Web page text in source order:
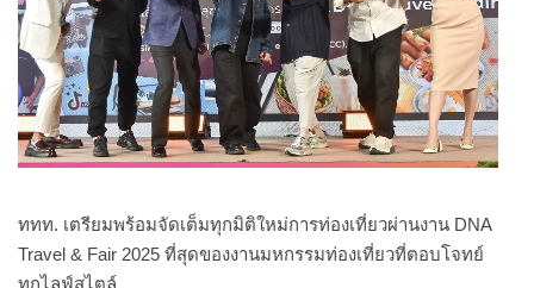
ททท. เตรียมพร้อมจัดเต็มทุกมิติใหม่การท่องเที่ยวผ่านงาน DNA
Travel & Fair 2025 ที่สุดของงานมหกรรมท่องเที่ยวที่ตอบโจทย์
ทุกไลฟ์สไตล์